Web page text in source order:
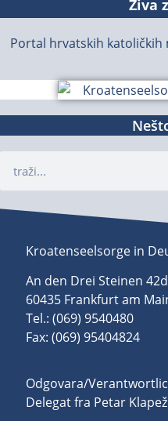
Živa
Portal hrvatskih katoličkih
Kroatenseelsorge in
An den Drei Steinen 42d
60435 Frankfurt am
Tel.: (069) 9540480
Fax: (069) 95404824
Odgovara/
Delegat fra Petar Klapež